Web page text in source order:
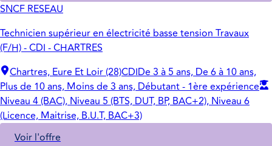
SNCF RESEAU
Technicien supérieur en électricité basse tension Travaux
(F/H) - CDI - CHARTRES
Chartres, Eure Et Loir (28)CDIDe 3 à 5 ans, De 6 à 10 ans,
Plus de 10 ans, Moins de 3 ans, Débutant - 1ère expérience
Niveau 4 (BAC), Niveau 5 (BTS, DUT, BP, BAC+2), Niveau 6
(Licence, Maitrise, B.U.T, BAC+3)
Voir l'offre